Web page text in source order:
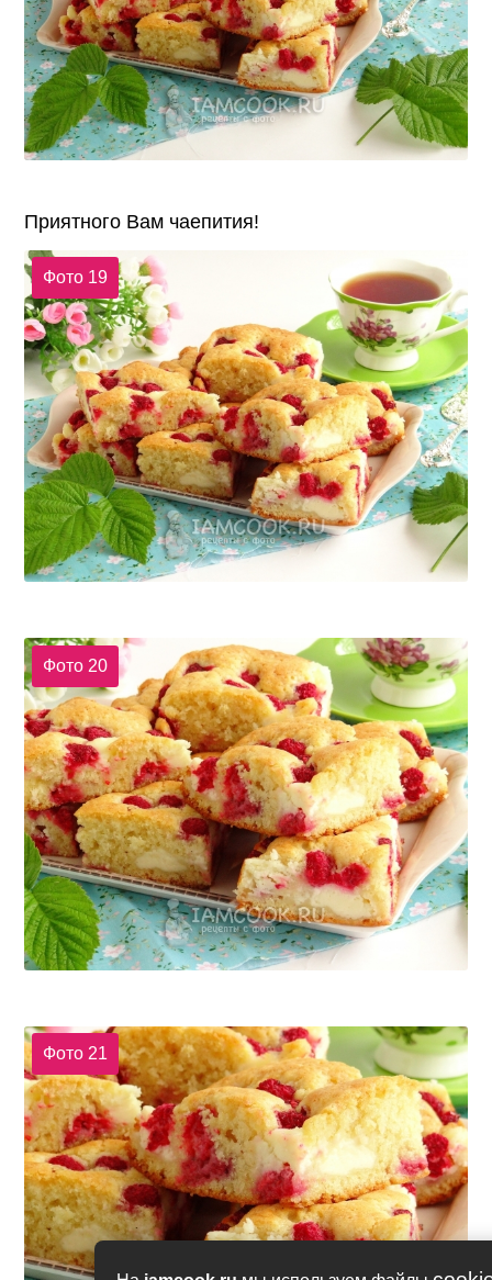
Приятного Вам чаепития!
Фото 19
Фото 20
Фото 21